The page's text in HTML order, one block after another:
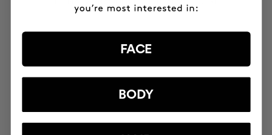
FACE
BODY